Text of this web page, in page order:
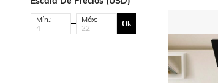
Mín.: Máx: Ok